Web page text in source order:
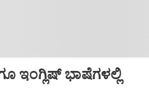
ಇಂಗ್ಲಿಷ್‌ ಭಾಷೆಗಳಲ್ಲಿ